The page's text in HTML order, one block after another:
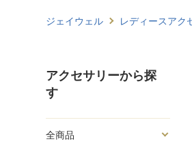
ジェイウェル レディースアク
アクセサリーから探
す
全商品